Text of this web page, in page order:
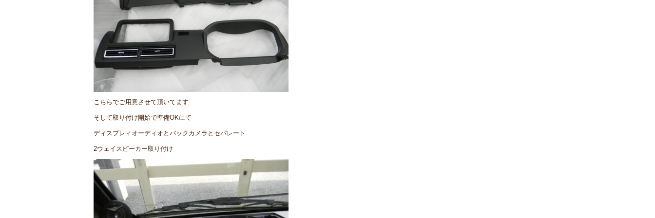
こちらでご用意させて頂いてます
そして取り付け開始で準備OKにて
ディスプレィオーディオとバックカメラとセパレート
2ウェイスピーカー取り付け